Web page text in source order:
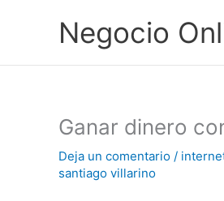
Negocio
Ganar dinero
Deja un comentario /
santiago villarino